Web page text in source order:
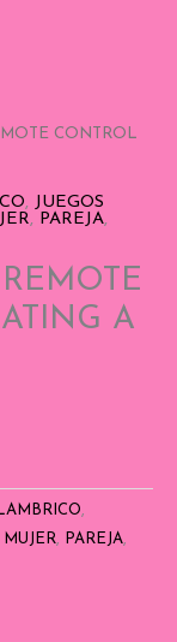
CONTROL
, JUEGOS
, PAREJA,
A
,
MUJER, PAREJA,